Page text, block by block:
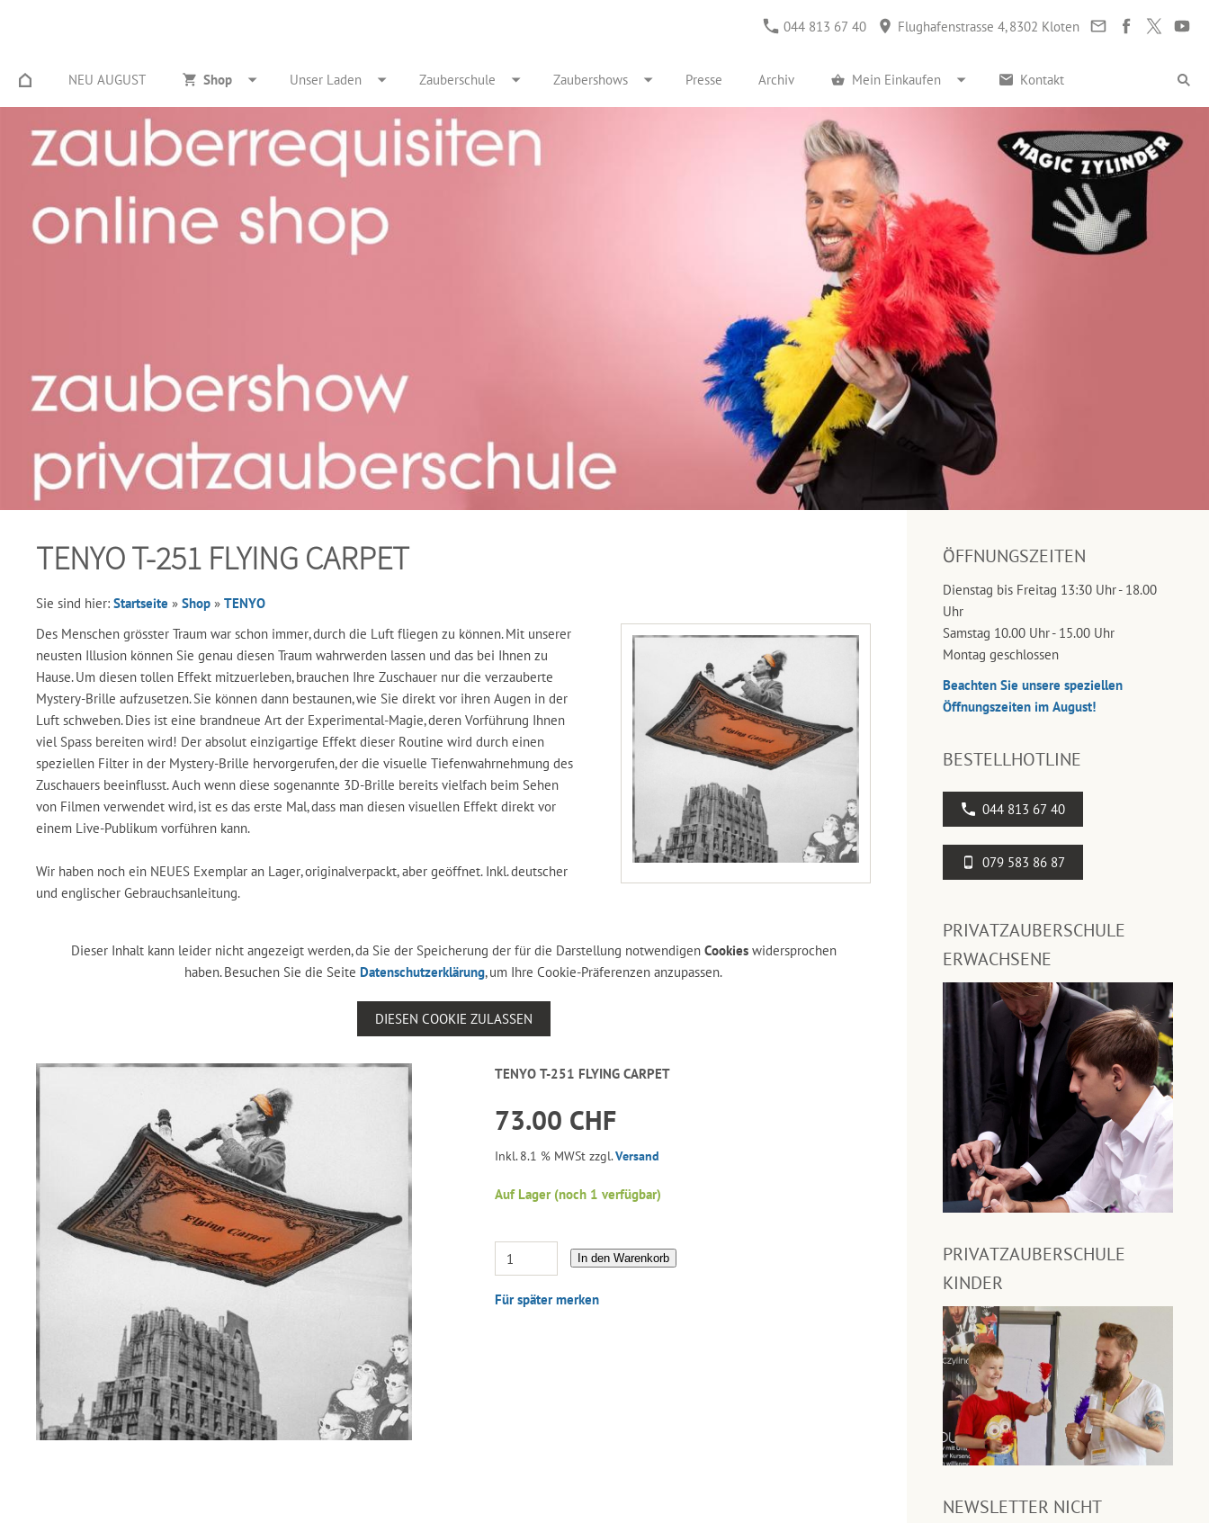
044 813 67 40 Flughafenstrasse 4, 8302 Kloten
NEU AUGUST Shop Unser Laden Zauberschule Zaubershows Presse Archiv Mein Einkaufen Kontakt
TENYO T-251 FLYING CARPET
Sie sind hier: Startseite » Shop » TENYO
Des Menschen grösster Traum war schon immer, durch die Luft fliegen zu können. Mit unserer
neusten Illusion können Sie genau diesen Traum wahrwerden lassen und das bei Ihnen zu
Hause. Um diesen tollen Effekt mitzuerleben, brauchen Ihre Zuschauer nur die verzauberte
Mystery-Brille aufzusetzen. Sie können dann bestaunen, wie Sie direkt vor ihren Augen in der
Luft schweben. Dies ist eine brandneue Art der Experimental-Magie, deren Vorführung Ihnen
viel Spass bereiten wird! Der absolut einzigartige Effekt dieser Routine wird durch einen
speziellen Filter in der Mystery-Brille hervorgerufen, der die visuelle Tiefenwahrnehmung des
Zuschauers beeinflusst. Auch wenn diese sogenannte 3D-Brille bereits vielfach beim Sehen
von Filmen verwendet wird, ist es das erste Mal, dass man diesen visuellen Effekt direkt vor
einem Live-Publikum vorführen kann.
Wir haben noch ein NEUES Exemplar an Lager, originalverpackt, aber geöffnet. Inkl. deutscher
und englischer Gebrauchsanleitung.
Dieser Inhalt kann leider nicht angezeigt werden, da Sie der Speicherung der für die Darstellung notwendigen Cookieswidersprochen
haben. Besuchen Sie die Seite Datenschutzerklärung, um Ihre Cookie-Präferenzen anzupassen.
DIESEN COOKIE ZULASSEN
TENYO T-251 FLYING CARPET
73.00 CHF
Inkl. 8.1 % MWSt zzgl.Versand
Auf Lager (noch 1 verfügbar)
In den Warenkorb
Für später merken
ÖFFNUNGSZEITEN
Dienstag bis Freitag 13:30 Uhr - 18.00
Uhr
Samstag 10.00 Uhr - 15.00 Uhr
Montag geschlossen
Beachten Sie unsere speziellen
Öffnungszeiten im August!
BESTELLHOTLINE
044 813 67 40
079 583 86 87
PRIVATZAUBERSCHULE
ERWACHSENE
PRIVATZAUBERSCHULE
KINDER
NEWSLETTER NICHT